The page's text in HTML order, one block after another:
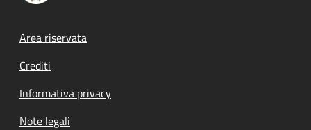
Footer menu
Area riservata
Crediti
Informativa privacy
Note legali